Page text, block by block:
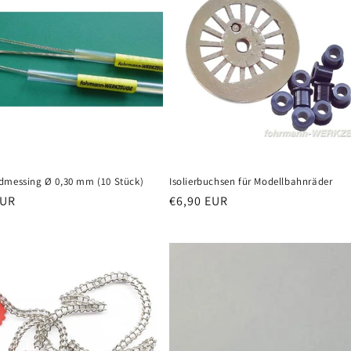
Ø 0,30 mm (10 Stück) Isolierbuchsen für Modellbahnräder
Normaler
€6,90 EUR